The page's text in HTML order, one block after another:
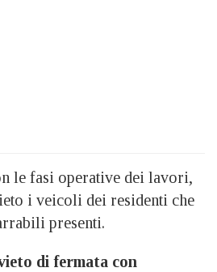
le fasi operative dei lavori,
i veicoli dei residenti che
presenti.
di fermata con